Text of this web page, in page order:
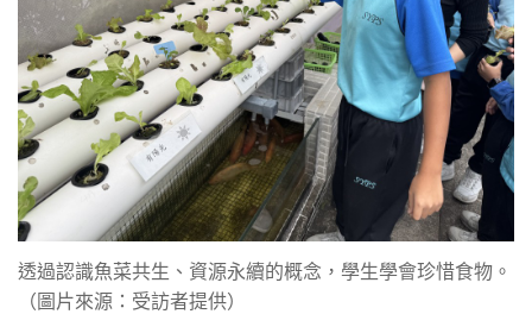
透過認識魚菜共生、資源永續的概念，學生學會珍惜食物。
（圖片來源：受訪者提供）